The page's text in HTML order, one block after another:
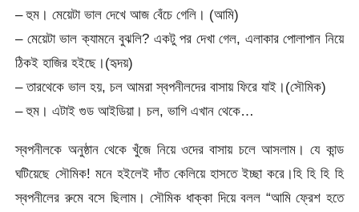
– হুম। মেয়েটা ভাল দেখে আজ বেঁচে গেলি। (আমি)
– মেয়েটা ভাল ক্যামনে বুঝলি? একটু পর দেখা গেল, এলাকার পোলাপান নিয়ে
ঠিকই হাজির হইছে।(হৃদয়)
– তারথেকে ভাল হয়, চল আমরা স্বপনীলদের বাসায় ফিরে যাই।(সৌমিক)
– হুম। এটাই গুড আইডিয়া। চল, ভাগি এখান থেকে…
স্বপনীলকে অনুষ্ঠান থেকে খুঁজে নিয়ে ওদের বাসায় চলে আসলাম। যে কান্ড
ঘটিয়েছে সৌমিক! মনে হইলেই দাঁত কেলিয়ে হাসতে ইচ্ছা করে।হি হি হি হি
স্বপনীলের রুমে বসে ছিলাম। সৌমিক ধাক্কা দিয়ে বলল “আমি ফ্রেশ হতে